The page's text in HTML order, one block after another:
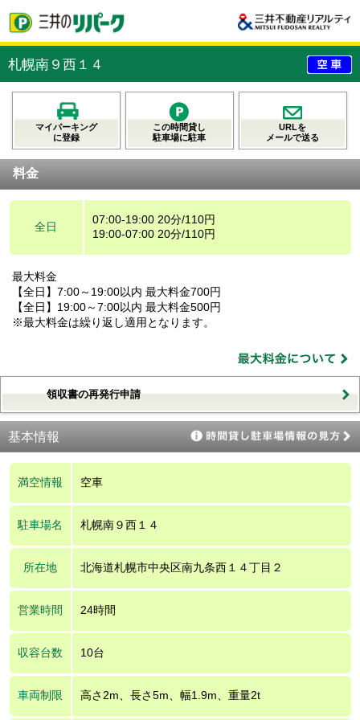
札幌南９西１４
マイパーキング
に登録
この時間貸し
駐車場に駐車
URLを
メールで送る
料金
全日
07:00-19:00 20分/110円
19:00-07:00 20分/110円
最大料金
【全日】7:00～19:00以内 最大料金700円
【全日】19:00～7:00以内 最大料金500円
※最大料金は繰り返し適用となります。
領収書の再発行申請
基本情報
満空情報 空車
駐車場名 札幌南９西１４
所在地 北海道札幌市中央区南九条西１４丁目２
営業時間 24時間
収容台数 10台
車両制限 高さ2m、長さ5m、幅1.9m、重量2t